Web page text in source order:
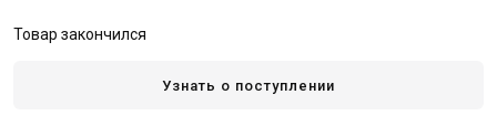
Товар закончился
Узнать о поступлении